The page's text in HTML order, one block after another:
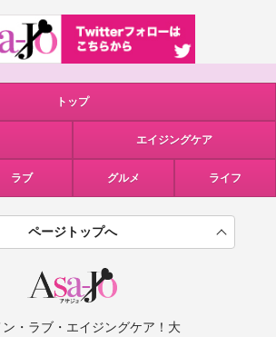
トップ
エイジングケア
ラブ グルメ ライフ
ページトップへ
ン・ラブ・エイジングケア！大